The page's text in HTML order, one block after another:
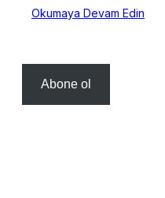
Okumaya Devam Edin
Abone ol